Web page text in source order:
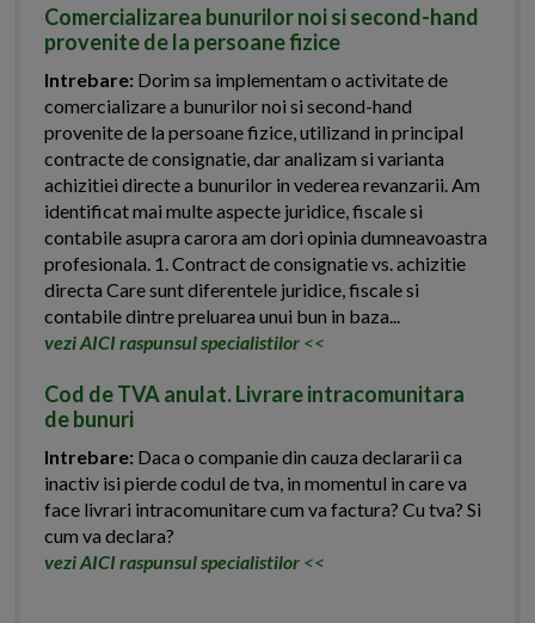
Comercializarea bunurilor noi si second-hand
provenite de la persoane fizice
Intrebare: Dorim sa implementam o activitate de
comercializare a bunurilor noi si second-hand
provenite de la persoane fizice, utilizand in principal
contracte de consignatie, dar analizam si varianta
achizitiei directe a bunurilor in vederea revanzarii. Am
identificat mai multe aspecte juridice, fiscale si
contabile asupra carora am dori opinia dumneavoastra
profesionala. 1. Contract de consignatie vs. achizitie
directa Care sunt diferentele juridice, fiscale si
contabile dintre preluarea unui bun in baza...
vezi AICI raspunsul specialistilor <<
Cod de TVA anulat. Livrare intracomunitara
de bunuri
Intrebare: Daca o companie din cauza declararii ca
inactiv isi pierde codul de tva, in momentul in care va
face livrari intracomunitare cum va factura? Cu tva? Si
cum va declara?
vezi AICI raspunsul specialistilor <<